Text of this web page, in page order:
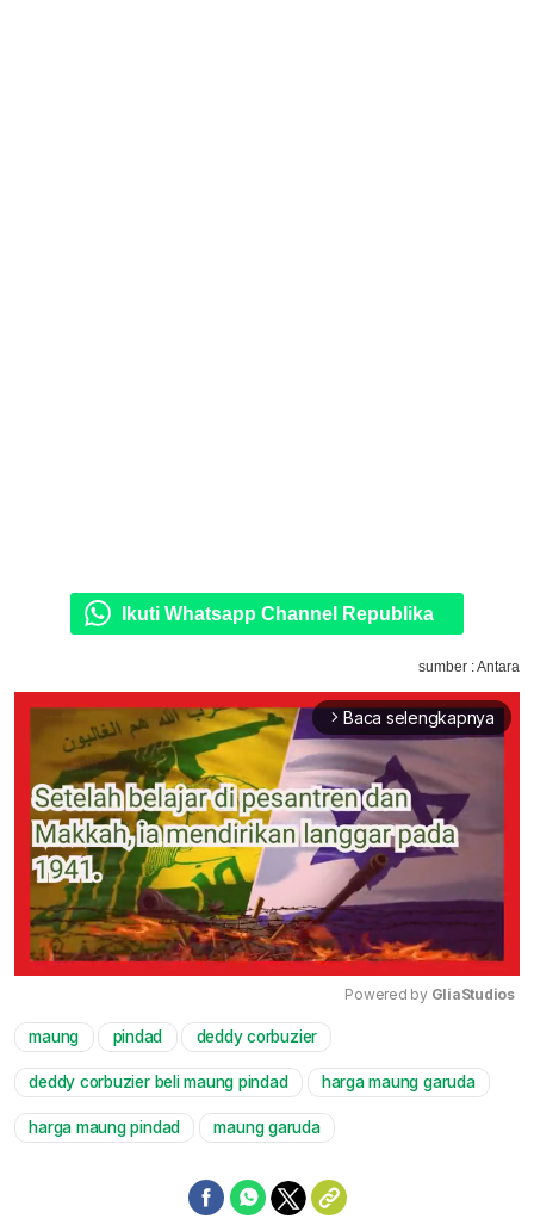
Ikuti Whatsapp Channel Republika
sumber : Antara
arrow_forward_ios Baca selengkapnya
Powered by GliaStudios
maung pindad deddy corbuzier
deddy corbuzier beli maung pindad harga maung garuda
harga maung pindad maung garuda